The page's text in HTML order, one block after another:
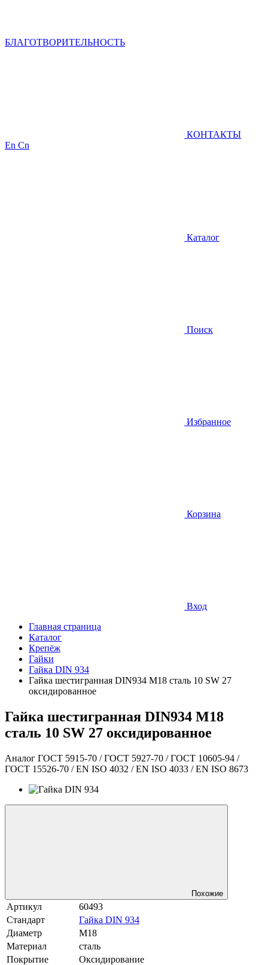
БЛАГОТВОРИТЕЛЬНОСТЬ
КОНТАКТЫ
En Cn
Каталог
Поиск
Избранное
Корзина
Вход
Главная страница
Каталог
Крепёж
Гайки
Гайка DIN 934
Гайка шестигранная DIN934 М18 сталь 10 SW 27
оксидированное
Гайка шестигранная DIN934 М18
сталь 10 SW 27 оксидированное
Аналог ГОСТ 5915-70 / ГОСТ 5927-70 / ГОСТ 10605-94 /
ГОСТ 15526-70 / EN ISO 4032 / EN ISO 4033 / EN ISO 8673
Похожие
Артикул
60493
Стандарт
Гайка DIN 934
Диаметр
М18
Материал
сталь
Покрытие
Оксидирование